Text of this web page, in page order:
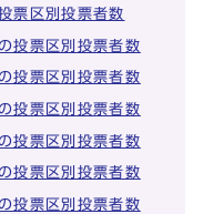
票区別投票者数
投票区別投票者数
投票区別投票者数
投票区別投票者数
投票区別投票者数
投票区別投票者数
投票区別投票者数